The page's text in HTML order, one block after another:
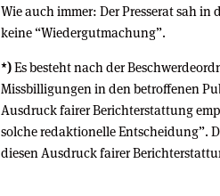
Wie auch immer: Der Presserat sah
keine “Wiedergutmachung”.
*)Es besteht nach der
Missbilligungen in den betroffenen
Ausdruck fairer Berichterstattung
solche redaktionelle Entscheidung”.
diesen Ausdruck fairer